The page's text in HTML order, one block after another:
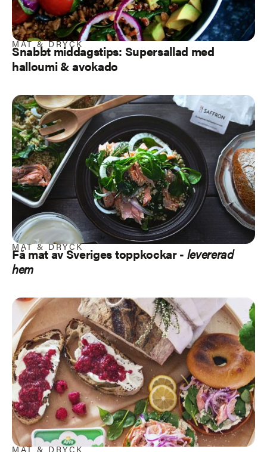
MAT & DRYCK
Snabbt middagstips: Supersallad med
halloumi & avokado
MAT & DRYCK
Få mat av Sveriges toppkockar - levererad
hem
MAT & DRYCK